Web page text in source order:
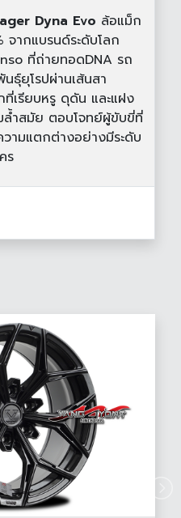
Dyna Evo ล้อแม็ก
จากแบรนด์ระดับโลก
ที่ถ่ายทอดDNA รถ
ธุ์ยุโรปผ่านเส้นสา
เรียบหรู ดุดัน และแฝง
ล้ำสมัย ตอบโจทย์ผู้ขับขี่ที่
ามแตกต่างอย่างมีระดับ
ร